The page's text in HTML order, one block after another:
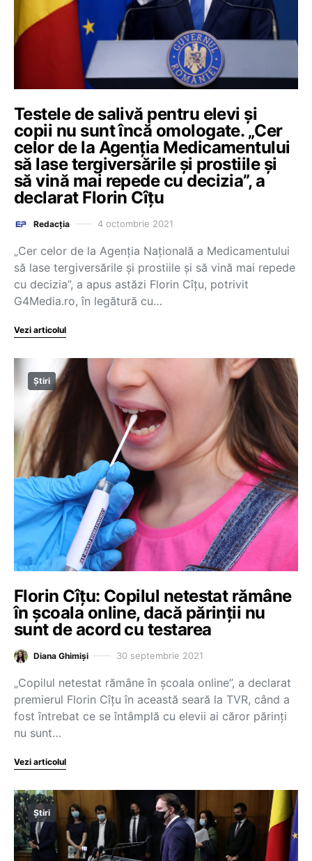
Testele de salivă pentru elevi și
copii nu sunt încă omologate. „Cer
celor de la Agenția Medicamentului
să lase tergiversările și prostiile și
să vină mai repede cu decizia”, a
declarat Florin Cîțu
Redacția 4 octombrie 2021
„Cer celor de la Agenția Națională a Medicamentului
să lase tergiversările şi prostiile şi să vină mai repede
cu decizia”, a apus astăzi Florin Cîțu, potrivit
G4Media.ro, în legătură cu…
Vezi articolul
Știri
Florin Cîțu: Copilul netestat rămâne
în școala online, dacă părinții nu
sunt de acord cu testarea
Diana Ghimiși 30 septembrie 2021
„Copilul netestat rămâne în școala online”, a declarat
premierul Florin Cîțu în această seară la TVR, când a
fost întrebat ce se întâmplă cu elevii ai căror părinți
nu sunt…
Vezi articolul
Știri